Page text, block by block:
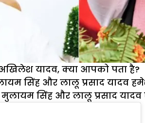
यादव, क्या आपको पता है?
सिंह और लालू प्रसाद यादव
मुलायम सिंह और लालू प्रसाद